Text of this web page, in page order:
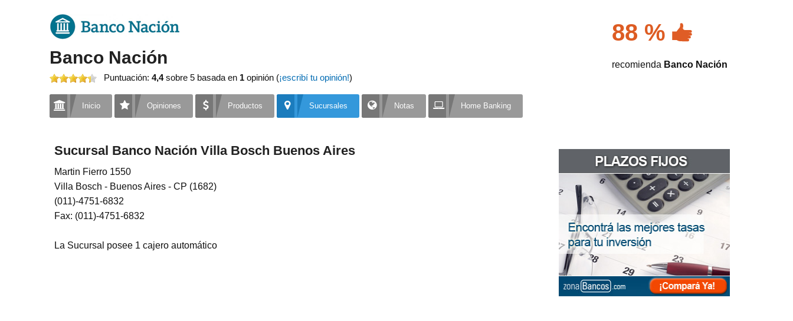
Banco Nación
Puntuación: 4,4sobre 5 basada en 1 opinión (¡escribí tu opinión!)
88 %
recomienda Banco Nación
Inicio Opiniones Productos Sucursales Notas Home Banking
Sucursal Banco Nación Villa Bosch Buenos Aires
Martin Fierro 1550
Villa Bosch - Buenos Aires - CP (1682)
(011)-4751-6832
Fax: (011)-4751-6832
La Sucursal posee 1 cajero automático